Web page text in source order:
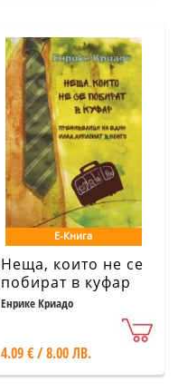
Е-Книга
Неща, които не се
побират в куфар
Енрике Криадо
4.09 € / 8.00 ЛВ.